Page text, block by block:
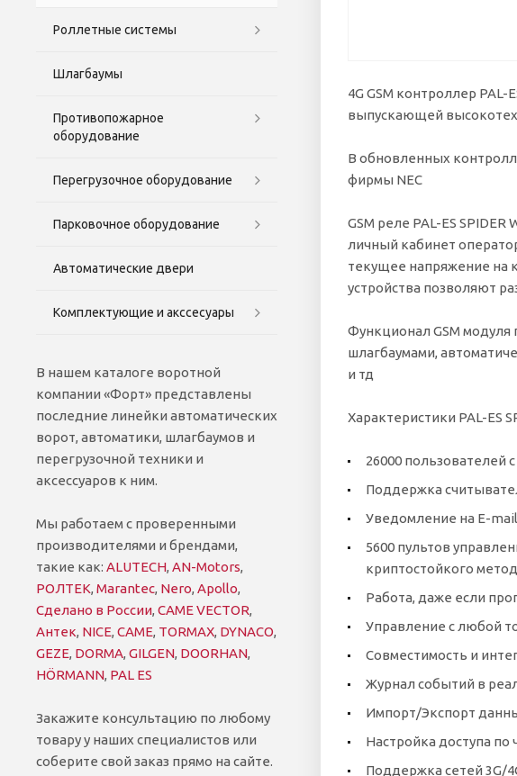
4G GSM контроллер
выпускающей
В обновленных
фирмы NEC
GSM реле PAL-ES
личный кабинет
текущее напряжение на
устройства позволяют
Функционал GSM
шлагбаумами,
и тд
Характеристики PAL-ES
26000 пользователей
Поддержка
Уведомление на E-
5600 пультов
криптостойкого
Работа, даже если
Управление с любой
Совместимость и
Журнал событий в
Импорт/Экспорт
Настройка доступа
Поддержка сетей 3G/
Роллетные системы
Шлагбаумы
Противопожарное
оборудование
Перегрузочное оборудование
Парковочное оборудование
Автоматические двери
Комплектующие и акссесуары
В нашем каталоге воротной
компании «Форт» представлены
последние линейки автоматических
ворот, автоматики, шлагбаумов и
перегрузочной техники и
аксессуаров к ним.
Мы работаем с проверенными
производителями и брендами,
такие как: ALUTECH, AN-Motors,
РОЛТЕК, Marantec, Nero, Apollo,
Сделано в России, CAME VECTOR,
Антек, NICE, CAME, TORMAX, DYNACO,
GEZE, DORMA, GILGEN, DOORHAN,
HÖRMANN, PAL ES
Закажите консультацию по любому
товару у наших специалистов или
соберите свой заказ прямо на сайте.